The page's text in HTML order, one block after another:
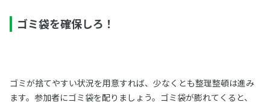
ゴミ袋を確保しろ！
ゴミが捨てやすい状況を用意すれば、少なくとも整理整頓は進み
ます。参加者にゴミ袋を配りましょう。ゴミ袋が膨れてくると、